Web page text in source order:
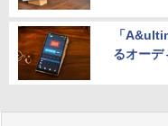
「
るオーデ